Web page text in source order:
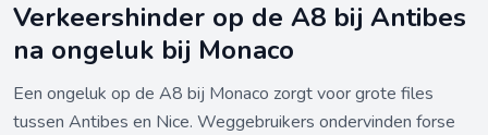
Verkeershinder op de A8 bij Antibes
na ongeluk bij Monaco
Een ongeluk op de A8 bij Monaco zorgt voor grote files
tussen Antibes en Nice. Weggebruikers ondervinden forse